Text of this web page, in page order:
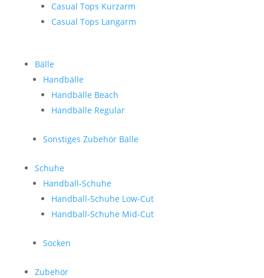
Casual Tops Kurzarm
Casual Tops Langarm
Bälle
Handbälle
Handbälle Beach
Handbälle Regular
Sonstiges Zubehör Bälle
Schuhe
Handball-Schuhe
Handball-Schuhe Low-Cut
Handball-Schuhe Mid-Cut
Socken
Zubehör